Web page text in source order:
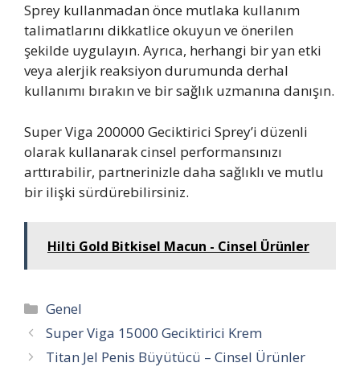
Sprey kullanmadan önce mutlaka kullanım
talimatlarını dikkatlice okuyun ve önerilen
şekilde uygulayın. Ayrıca, herhangi bir yan etki
veya alerjik reaksiyon durumunda derhal
kullanımı bırakın ve bir sağlık uzmanına danışın.
Super Viga 200000 Geciktirici Sprey’i düzenli
olarak kullanarak cinsel performansınızı
arttırabilir, partnerinizle daha sağlıklı ve mutlu
bir ilişki sürdürebilirsiniz.
Hilti Gold Bitkisel Macun - Cinsel Ürünler
Kategoriler
Genel
Super Viga 15000 Geciktirici Krem
Titan Jel Penis Büyütücü – Cinsel Ürünler